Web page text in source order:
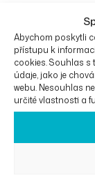
Abychom poskytli
přístupu k
cookies. Souhlas
údaje, jako je
webu. Nesouhlas
určité vlastnosti a